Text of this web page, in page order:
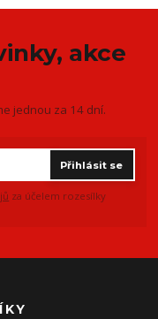
akce
jednou za 14 dní.
Přihlásit se
za účelem rozesílky